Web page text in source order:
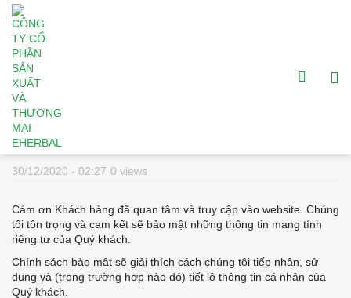
Chính sách bảo mật
30/12/2020 - 02:27 0 views
Cám ơn Khách hàng đã quan tâm và truy cập vào website. Chúng
tôi tôn trọng và cam kết sẽ bảo mật những thông tin mang tính
riêng tư của Quý khách.
Chính sách bảo mật sẽ giải thích cách chúng tôi tiếp nhận, sử
dụng và (trong trường hợp nào đó) tiết lộ thông tin cá nhân của
Quý khách.